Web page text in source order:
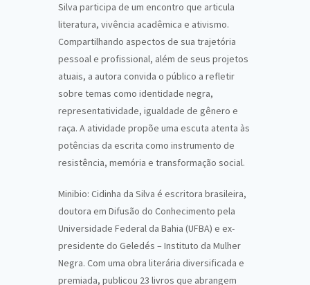
Silva participa de um encontro que articula
literatura, vivência acadêmica e ativismo.
Compartilhando aspectos de sua trajetória
pessoal e profissional, além de seus projetos
atuais, a autora convida o público a refletir
sobre temas como identidade negra,
representatividade, igualdade de gênero e
raça. A atividade propõe uma escuta atenta às
potências da escrita como instrumento de
resistência, memória e transformação social.
Minibio: Cidinha da Silva é escritora brasileira,
doutora em Difusão do Conhecimento pela
Universidade Federal da Bahia (UFBA) e ex-
presidente do Geledés – Instituto da Mulher
Negra. Com uma obra literária diversificada e
premiada, publicou 23 livros que abrangem